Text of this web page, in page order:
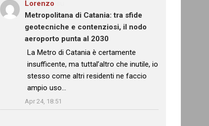
Lorenzo
Metropolitana di Catania: tra sfide
geotecniche e contenziosi, il nodo
aeroporto punta al 2030
: “La Metro di Catania è certamente
insufficente, ma tuttal’altro che inutile, io
stesso come altri residenti ne faccio
ampio uso…
Apr 24, 18:51